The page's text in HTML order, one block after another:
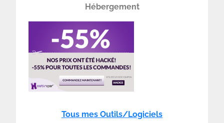
Hébergement
Tous mes Outils/Logiciels